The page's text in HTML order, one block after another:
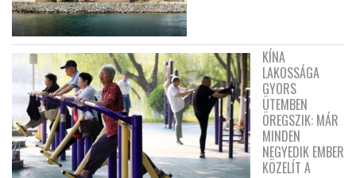
KÍNA
LAKOSSÁGA
GYORS
ÜTEMBEN
ÖREGSZIK: MÁR
MINDEN
NEGYEDIK EMBER
KÖZELÍT A